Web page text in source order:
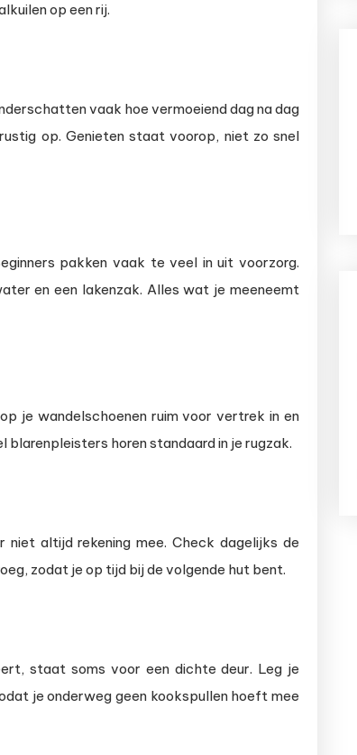
op een rij.
vaak hoe vermoeiend dag na dag
op. Genieten staat voorop, niet zo snel
pakken vaak te veel in uit voorzorg.
en een lakenzak. Alles wat je meeneemt
je wandelschoenen ruim voor vertrek in en
blarenpleisters horen standaard in je rugzak.
niet altijd rekening mee. Check dagelijks de
zodat je op tijd bij de volgende hut bent.
staat soms voor een dichte deur. Leg je
je onderweg geen kookspullen hoeft mee